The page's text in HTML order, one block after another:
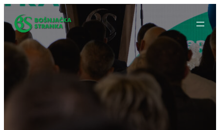
Idi
na
sadržaj